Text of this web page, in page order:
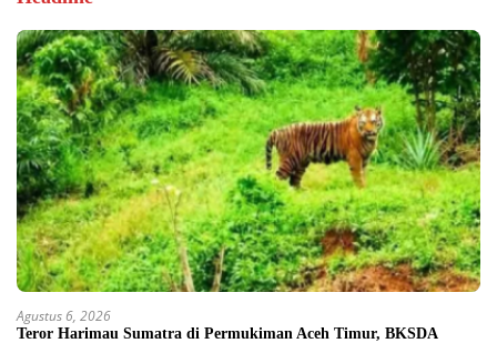
Agustus 6, 2026
Teror Harimau Sumatra di Permukiman Aceh Timur, BKSDA